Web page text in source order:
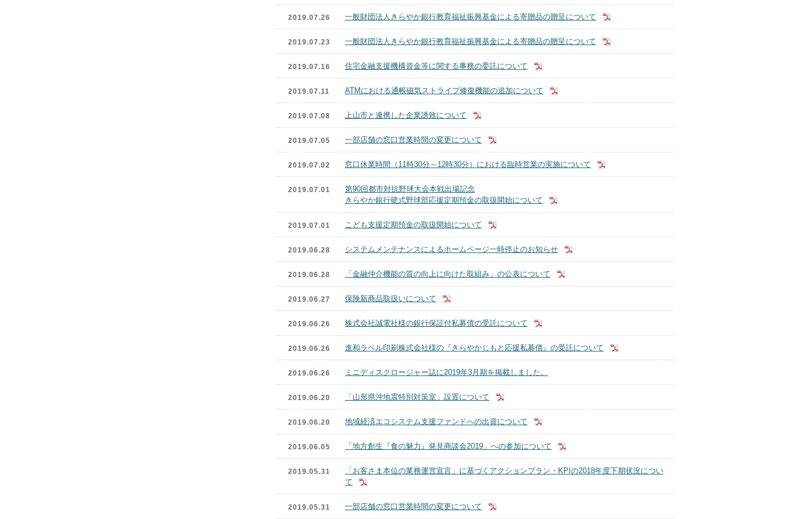
2019.07.26 一般財団法人きらやか銀行教育福祉振興基金による寄贈品の贈呈について
2019.07.23 一般財団法人きらやか銀行教育福祉振興基金による寄贈品の贈呈について
2019.07.16 住宅金融支援機構資金等に関する事務の委託について
2019.07.11 ATMにおける通帳磁気ストライプ修復機能の追加について
2019.07.08 上山市と連携した企業誘致について
2019.07.05 一部店舗の窓口営業時間の変更について
2019.07.02 窓口休業時間（11時30分～12時30分）における臨時営業の実施について
2019.07.01
第90回都市対抗野球大会本戦出場記念
きらやか銀行硬式野球部応援定期預金の取扱開始について
2019.07.01 こども支援定期預金の取扱開始について
2019.06.28 システムメンテナンスによるホームページ一時停止のお知らせ
2019.06.28 「金融仲介機能の質の向上に向けた取組み」の公表について
2019.06.27 保険新商品取扱いについて
2019.06.26 株式会社誠電社様の銀行保証付私募債の受託について
2019.06.26 進和ラベル印刷株式会社様の『きらやかじもと応援私募債』の受託について
2019.06.26 ミニディスクロージャー誌に2019年3月期を掲載しました。
2019.06.20 「山形県沖地震特別対策室」設置について
2019.06.20 地域経済エコシステム支援ファンドへの出資について
2019.06.05 「地方創生『食の魅力』発見商談会2019」への参加について
2019.05.31
「お客さま本位の業務運営宣言」に基づくアクションプラン・KPIの2018年度下期状況につい
て
2019.05.31 一部店舗の窓口営業時間の変更について